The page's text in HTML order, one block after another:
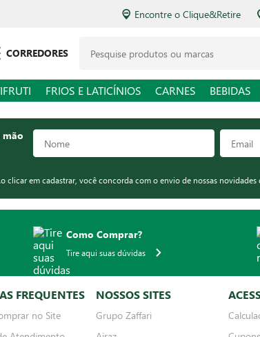
Encontre o Clique&Retire
CORREDORES
FRIOS E LATICÍNIOS CARNES BEBIDAS
mão
clicar em cadastrar, você concorda com o envio de nossas novidades
Como Comprar?
Tire aqui suas dúvidas
FREQUENTES
no Site
NOSSOS SITES
Grupo Zaffari